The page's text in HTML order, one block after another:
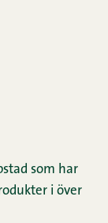
som har
i över